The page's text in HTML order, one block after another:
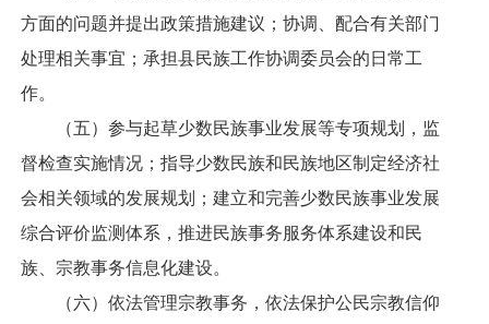
方面的问题并提出政策措施建议；协调、配合有关部门
处理相关事宜；承担县民族工作协调委员会的日常工
作。
（五）参与起草少数民族事业发展等专项规划，监
督检查实施情况；指导少数民族和民族地区制定经济社
会相关领域的发展规划；建立和完善少数民族事业发展
综合评价监测体系，推进民族事务服务体系建设和民
族、宗教事务信息化建设。
（六）依法管理宗教事务，依法保护公民宗教信仰